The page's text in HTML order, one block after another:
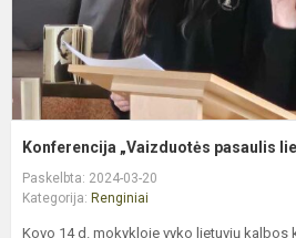
Konferencija „Vaizduotės pasaulis
Paskelbta: 2024-03-20
Kategorija: Renginiai
Kovo 14 d. mokykloje vyko lietuvių kalbos